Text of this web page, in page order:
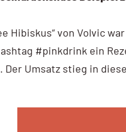
Hibiskus“ von Volvic
#pinkdrink ein
Der Umsatz stieg in